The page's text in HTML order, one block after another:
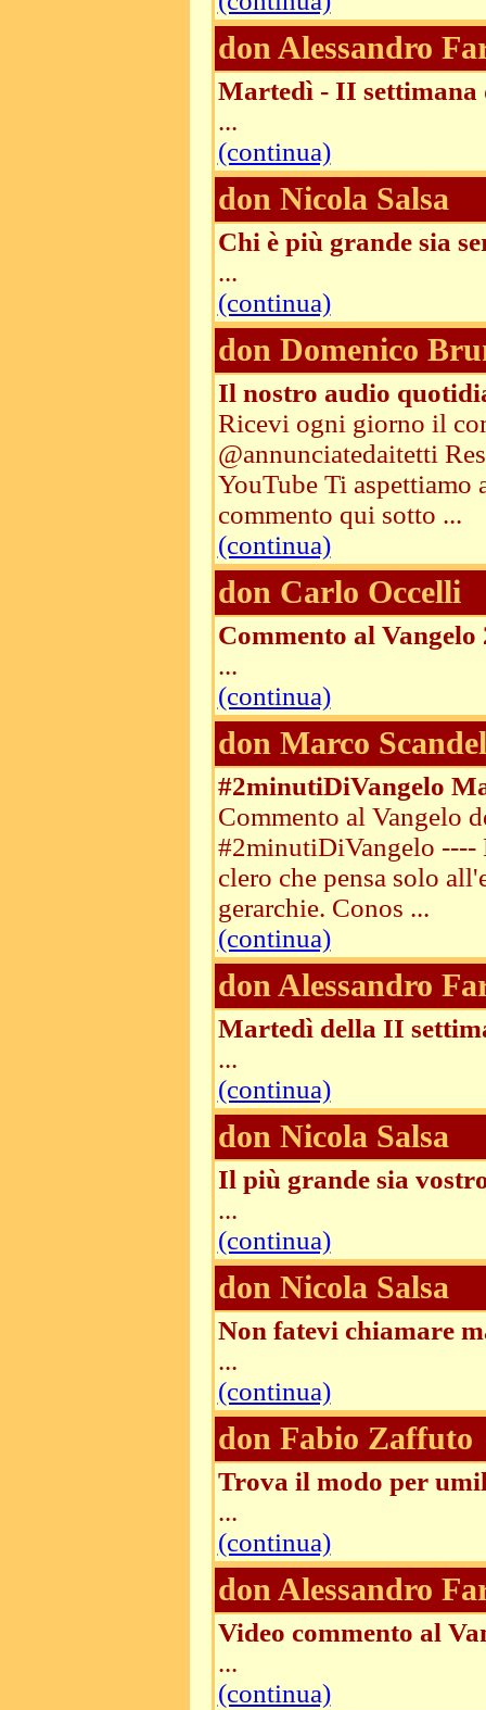
don Alessandro
Martedì - II settimana
...
(continua)
don Nicola Salsa
Chi è più grande sia
...
(continua)
don Domenico
Il nostro audio
Ricevi ogni giorno il
@annunciatedaitetti
YouTube Ti aspettiamo
commento qui sotto ...
(continua)
don Carlo Occelli
Commento al Vangelo
...
(continua)
don Marco
#2minutiDiVangelo
Commento al Vangelo
#2minutiDiVangelo ----
clero che pensa solo
gerarchie. Conos ...
(continua)
don Alessandro
Martedì della II
...
(continua)
don Nicola Salsa
Il più grande sia
...
(continua)
don Nicola Salsa
Non fatevi chiamare
...
(continua)
don Fabio Zaffuto
Trova il modo per
...
(continua)
don Alessandro
Video commento al
...
(continua)